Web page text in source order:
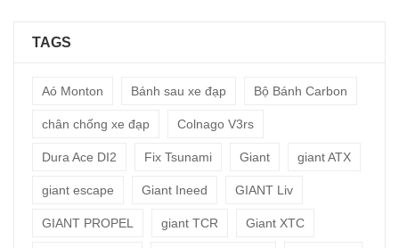
TAGS
Aó Monton Bánh sau xe đạp Bộ Bánh Carbon
chân chống xe đạp Colnago V3rs
Dura Ace DI2 Fix Tsunami Giant giant ATX
giant escape Giant Ineed GIANT Liv
GIANT PROPEL giant TCR Giant XTC